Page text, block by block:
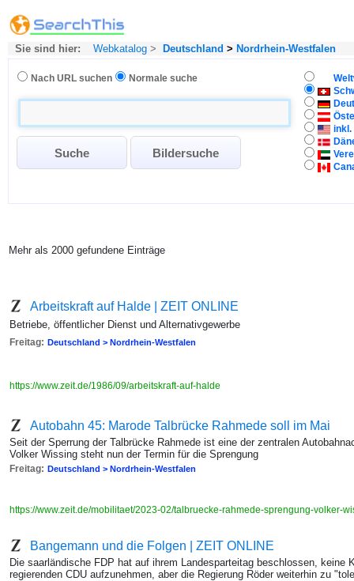
Sie sind hier: Webkatalog > Deutschland > Nordrhein-Westfalen
Nach URL suchen Normale suche
inkl.
Mehr als 2000 gefundene Einträge
Arbeitskraft auf Halde | ZEIT ONLINE
Betriebe, öffentlicher Dienst und Alternativgewerbe
Freitag: Deutschland > Nordrhein-Westfalen
https://www.zeit.de/1986/09/arbeitskraft-auf-halde
Autobahn 45: Marode Talbrücke Rahmede soll im Mai
Seit der Sperrung der Talbrücke Rahmede ist eine der zentralen
Volker Wissing steht nun der Termin für die Sprengung
Freitag: Deutschland > Nordrhein-Westfalen
https://www.zeit.de/mobilitaet/2023-02/talbruecke-rahmede-sprengung-volker-
Bangemann und die Folgen | ZEIT ONLINE
Die saarländische FDP hat auf ihrem Landesparteitag beschlossen, keine
regierenden CDU aufzunehmen, aber die Regierung Röder weiterhin zu